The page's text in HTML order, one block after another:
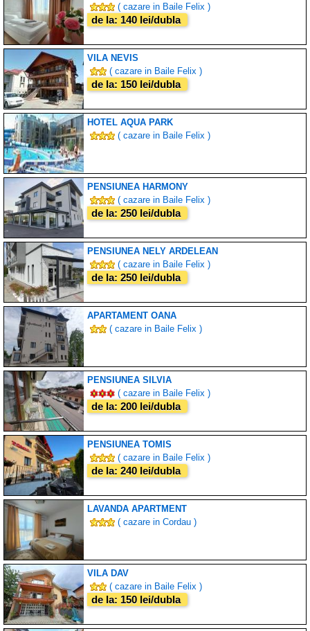
( cazare in Baile Felix )
de la: 140 lei/dubla
VILA NEVIS
( cazare in Baile Felix )
de la: 150 lei/dubla
HOTEL AQUA PARK
( cazare in Baile Felix )
PENSIUNEA HARMONY
( cazare in Baile Felix )
de la: 250 lei/dubla
PENSIUNEA NELY ARDELEAN
( cazare in Baile Felix )
de la: 250 lei/dubla
APARTAMENT OANA
( cazare in Baile Felix )
PENSIUNEA SILVIA
( cazare in Baile Felix )
de la: 200 lei/dubla
PENSIUNEA TOMIS
( cazare in Baile Felix )
de la: 240 lei/dubla
LAVANDA APARTMENT
( cazare in Cordau )
VILA DAV
( cazare in Baile Felix )
de la: 150 lei/dubla